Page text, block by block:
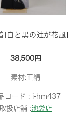
[白と黒の辻が花風]
38,500円
素材:正絹
コード : i-hm437
取扱店舗 :池袋店